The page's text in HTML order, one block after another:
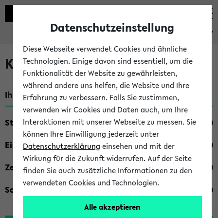
eKVV
Kombisuche im eKVV
Ihre Suchkriterien:
Studienfach
Einrichtung
Zeiten
Sonstiges
Datenschutzeinstellung
Diese Webseite verwendet Cookies und ähnliche
Technologien. Einige davon sind essentiell, um die
Funktionalität der Website zu gewährleisten,
während andere uns helfen, die Website und Ihre
Erfahrung zu verbessern. Falls Sie zustimmen,
verwenden wir Cookies und Daten auch, um Ihre
Interaktionen mit unserer Webseite zu messen. Sie
können Ihre Einwilligung jederzeit unter
Datenschutzerklärung einsehen und mit der
Wirkung für die Zukunft widerrufen. Auf der Seite
finden Sie auch zusätzliche Informationen zu den
verwendeten Cookies und Technologien.
Alle akzeptieren